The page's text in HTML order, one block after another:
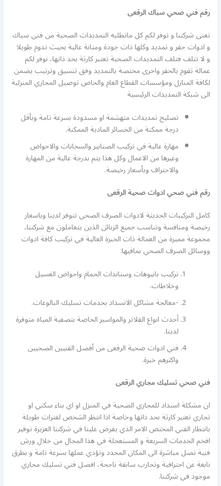
رقم فني صحي سباك الرقعى
تعنى شركتنا و توفر لكم كل ماتطلبه التمديدات الصحية من فني سباك
و ادوات حفر و تمديد وكلها ذات جودة ومتانة عالية بحيث تدوم طويلا
و لا تتلف فتلف التمديدات الصحية تعتبر كارثة بحد ذاتها، نوفر لكم
عمالة تقوم بالحفر واخرى مختصة بالتمديد وفق تنسيق وترتيب يضمن
لكافة المنازل ومؤسسات القطاع العام والخاص توصيل المجاري المنزلية
الى شبكة التمديدات الرئيسية
تصليح تمديدات متهشمة او مسدودة بسرعة تامة وبأقل
درجة ممكنة من الخسائر المادية الممكنة.
مهارة عالية في تركيب الصنابير والسخانات والاحواض
وغيرها من الاعمال وكل هذا يتم بدرجة عالية من المهارة
والاحتراف وبأسعار رخيصة.
رقم فني صحي ادوات صحية الرقعى
كامل التركيبات الحديثة لادوات الصرف الصحي تتوفر لدينا وباسعار
رخيصة ومنافسة وتناسب جميع الزبائن الذين يتعاملون مع شركتنا،
مجموعة مميزة من العمالة ذات الخبرة العالية في تركيب كافة ادوات
ووسائل الصرف الصحي بمافيها:
تركيب بانيوهات وستاندات الحمام واحواض الغسيل
وخلاطات.
-معالجة مشاكل الانسداد بخدمات تسليك البالوعات.
أحدث انواع الفلاتر والمواسير الخاصة بتصفية المياه متوفرة
لدينا.
فني ادوات صحية الرقعى من أفضل الفنيين الصحيين
واكثرهم خبرة.
فني صحي تسليك مجاري الرقعى
ان مشكلة انسداد للمجاري الصحية في المنزل او اي بناء سكني او
تجاري تعتبر كارثة بحد ذاتها وخاصة اذا انتظر الشخص لفترات طويلة
بانتظار الفني المختص الامر الذي يفرض علينا في شركتنا العزيزة توفير
افخم الخدمات السريعة و المستعجلة في هذا المجال من خلال ورش
فنية تصل مباشرة الى المكان المحدد وتؤدي عملها بسرعة تامة و بطرق
نابعة عن احترافية وتجارب سابقة ناجحة، افضل فني تسليك مجاري
موجود في شركتنا.